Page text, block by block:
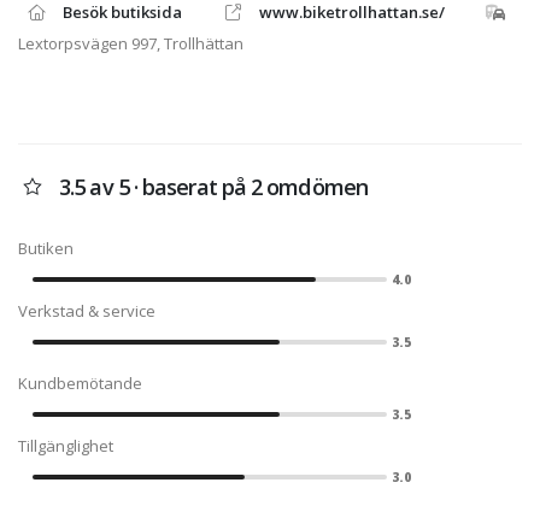
Vi säljer kläder och utrustning från de
absolut främsta varumärkena.
Besök butiksida
www.biketrollhattan.se/
Lextorpsvägen 997, Trollhättan
3.5 av 5 · baserat på 2 omdömen
Butiken
4.0
Verkstad & service
3.5
Kundbemötande
3.5
Tillgänglighet
3.0